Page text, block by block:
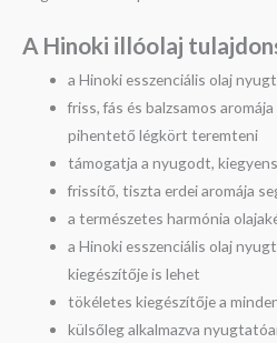
A Hinoki illóolaj
a Hinoki esszenciális olaj
friss, fás és balzsamos
pihentető légkört teremteni
támogatja a nyugodt,
frissítő, tiszta erdei aromája
a természetes harmónia
a Hinoki esszenciális olaj
kiegészítője is lehet
tökéletes kiegészítője a
külsőleg alkalmazva